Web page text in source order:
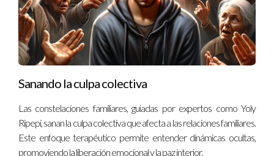
Sanando la culpa colectiva
Las constelaciones familiares, guiadas por expertos como Yoly
Ripepi, sanan la culpa colectiva que afecta a las relaciones familiares.
Este enfoque terapéutico permite entender dinámicas ocultas,
promoviendo la liberación emocional y la paz interior.